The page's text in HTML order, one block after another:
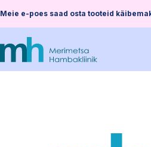
Meie e-poes saad osta tooteid